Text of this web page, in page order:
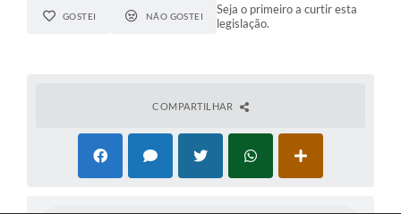
GOSTEI NÃO GOSTEI
Seja o primeiro a curtir esta
legislação.
COMPARTILHAR